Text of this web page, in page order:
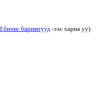
бичиг баримтууд -ээс харна уу).